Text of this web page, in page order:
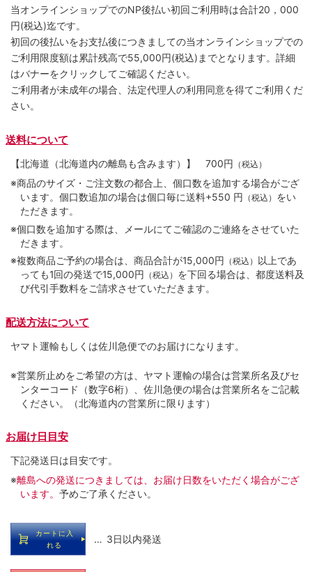
当オンラインショップでのNP後払い初回ご利用時は合計20，000
円(税込)迄です。
初回の後払いをお支払後につきましての当オンラインショップでの
ご利用限度額は累計残高で55,000円(税込)までとなります。詳細
はバナーをクリックしてご確認ください。
ご利用者が未成年の場合、法定代理人の利用同意を得てご利用くだ
さい。
送料について
【北海道（北海道内の離島も含みます）】 700円 （税込）
※商品のサイズ・ご注文数の都合上、個口数を追加する場合がござ
います。個口数追加の場合は個口毎に送料+550 円 （税込） をい
ただきます。
※個口数を追加する際は、メールにてご確認のご連絡をさせていた
だきます。
※複数商品ご予約の場合は、商品合計が15,000円 （税込） 以上であ
っても1回の発送で15,000円 （税込） を下回る場合は、都度送料及
び代引手数料をご請求させていただきます。
配送方法について
ヤマト運輸もしくは佐川急便でのお届けになります。
※営業所止めをご希望の方は、ヤマト運輸の場合は営業所名及びセ
ンターコード（数字6桁）、佐川急便の場合は営業所名をご記載
ください。（北海道内の営業所に限ります）
お届け日目安
下記発送日は目安です。
※離島への発送につきましては、お届け日数をいただく場合がござ
います。 予めご了承ください。
カートに入
れる
… 3日以内発送